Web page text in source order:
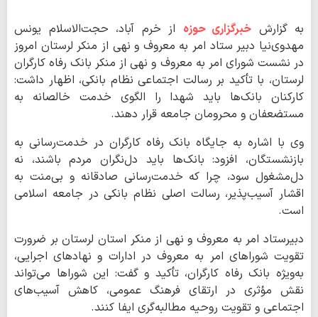
به گزارش خبرگزاری حوزه از خرم آباد، حجت‌الاسلام یونس
مهدوی‌نیا دبیر ستاد امر به معروف و نهی از منکر لرستان امروز
در نشست شورای امر به معروف و نهی از منکر بانک رفاه کارگران
لرستان، با تأکید بر رسالت اجتماعی نظام بانکی، اظهار داشت:
کارکنان بانک‌ها باید شهدا را الگوی خدمت خالصانه به
مستضعفان و محرومان جامعه قرار دهند.
وی با اشاره به جایگاه بانک رفاه کارگران در خدمت‌رسانی به
بازنشستگان، افزود: بانک‌ها باید دل‌نگران مردم باشند، نه
دل‌مشغول سود، چرا که خدمت‌رسانی صادقانه و بی‌منت به
اقشار آسیب‌پذیر، رسالت اصلی نظام بانکی در جامعه اسلامی
است.
دبیرستاد امر به معروف و نهی از منکر استان لرستان بر ضرورت
تقویت شوراهای امر به معروف در ادارات و نهادهای اجرایی،
به‌ویژه بانک رفاه کارگران، تأکید و گفت: این شوراها می‌تواند
نقش مؤثری در ارتقای فرهنگ عمومی، کاهش آسیب‌های
اجتماعی و تقویت روحیه مطالبه‌گری ایفا کنند.